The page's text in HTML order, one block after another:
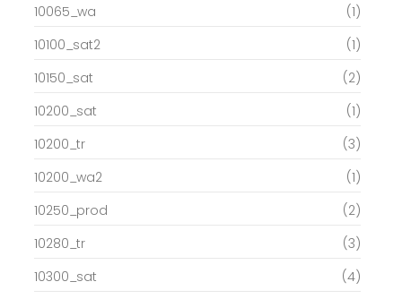
10065_wa
(1)
10100_sat2
(1)
10150_sat
(2)
10200_sat
(1)
10200_tr
(3)
10200_wa2
(1)
10250_prod
(2)
10280_tr
(3)
10300_sat
(4)